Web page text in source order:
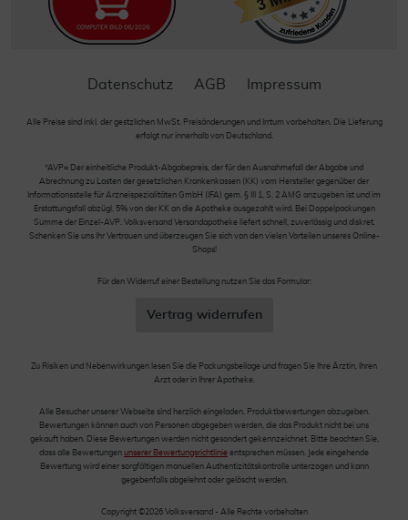
Datenschutz AGB Impressum
Alle Preise sind inkl. der gestzlichen MwSt. Preisänderungen und Irrtum vorbehalten. Die Lieferung
erfolgt nur innerhalb von Deutschland.
*AVP= Der einheitliche Produkt-Abgabepreis, der für den Ausnahmefall der Abgabe und
Abrechnung zu Lasten der gesetzlichen Krankenkassen (KK) vom Hersteller gegenüber der
Informationsstelle für Arzneispezialitäten GmbH (IFA) gem. § III 1, S. 2 AMG anzugeben ist und im
Erstattungsfall abzügl. 5% von der KK an die Apotheke ausgezahlt wird. Bei Doppelpackungen
Summe der Einzel-AVP. Volksversand Versandapotheke liefert schnell, zuverlässig und diskret.
Schenken Sie uns Ihr Vertrauen und überzeugen Sie sich von den vielen Vorteilen unseres Online-
Shops!
Für den Widerruf einer Bestellung nutzen Sie das Formular:
Vertrag widerrufen
Zu Risiken und Nebenwirkungen lesen Sie die Packungsbeilage und fragen Sie Ihre Ärztin, Ihren
Arzt oder in Ihrer Apotheke.
Alle Besucher unserer Webseite sind herzlich eingeladen, Produktbewertungen abzugeben.
Bewertungen können auch von Personen abgegeben werden, die das Produkt nicht bei uns
gekauft haben. Diese Bewertungen werden nicht gesondert gekennzeichnet. Bitte beachten Sie,
dass alle Bewertungen unserer Bewertungsrichtlinie entsprechen müssen. Jede eingehende
Bewertung wird einer sorgfältigen manuellen Authentizitätskontrolle unterzogen und kann
gegebenfalls abgelehnt oder gelöscht werden.
Copyright ©2026 Volksversand - Alle Rechte vorbehalten